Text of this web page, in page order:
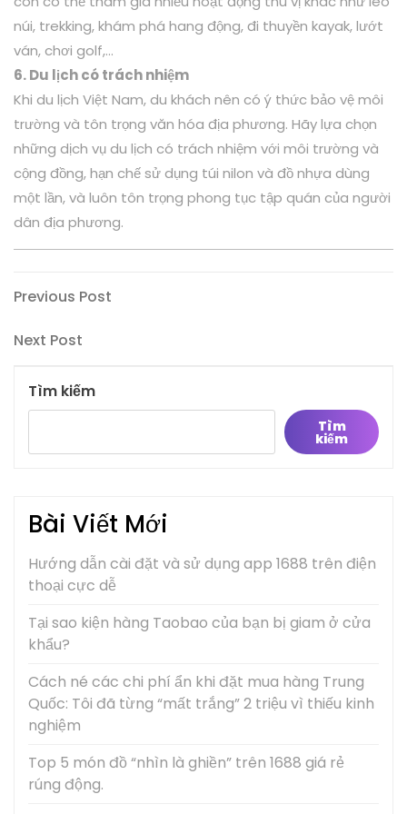
núi, trekking, khám phá hang động, đi thuyền kayak, lướt
ván, chơi golf,…
6. Du lịch có trách nhiệm
Khi du lịch Việt Nam, du khách nên có ý thức bảo vệ môi
trường và tôn trọng văn hóa địa phương. Hãy lựa chọn
những dịch vụ du lịch có trách nhiệm với môi trường và
cộng đồng, hạn chế sử dụng túi nilon và đồ nhựa dùng
một lần, và luôn tôn trọng phong tục tập quán của người
dân địa phương.
Điều
hướng
bài
viết
Previous
Previous Post
Next
Next Post
Tìm kiếm
Tìm
kiếm
Bài Viết Mới
Hướng dẫn cài đặt và sử dụng app 1688 trên điện
thoại cực dễ
Tại sao kiện hàng Taobao của bạn bị giam ở cửa
khẩu?
Cách né các chi phí ẩn khi đặt mua hàng Trung
Quốc: Tôi đã từng “mất trắng” 2 triệu vì thiếu kinh
nghiệm
Top 5 món đồ “nhìn là ghiền” trên 1688 giá rẻ
rúng động.